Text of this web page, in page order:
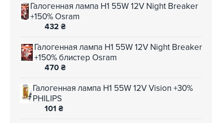
Галогенная лампа H1 55W 12V Night Breaker
+150% Osram
432 ₴
Галогенная лампа H1 55W 12V Night Breaker
+150% блистер Osram
470 ₴
Галогенная лампа H1 55W 12V Vision +30%
PHILIPS
101 ₴